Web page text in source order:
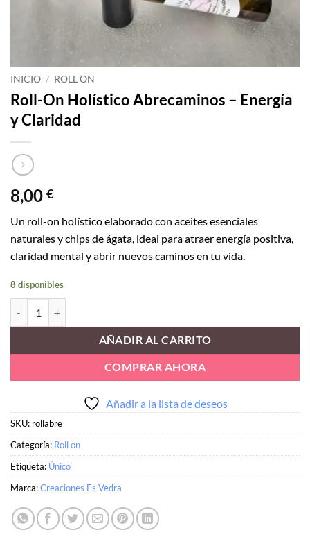
INICIO / ROLL ON
Roll-On Holístico Abrecaminos – Energía
y Claridad
8,00 €
Un roll-on holístico elaborado con aceites esenciales
naturales y chips de ágata, ideal para atraer energía positiva,
claridad mental y abrir nuevos caminos en tu vida.
8 disponibles
AÑADIR AL CARRITO
COMPRAR AHORA
Añadir a la lista de deseos
SKU: rollabre
Categoría: Roll on
Etiqueta: Único
Marca:Creaciones Es Vedra